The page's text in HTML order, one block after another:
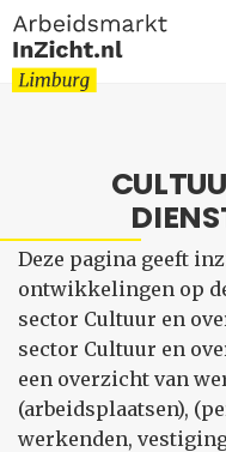
Deze pagina geeft
ontwikkelingen op
sector Cultuur en
sector Cultuur en
een overzicht van
(arbeidsplaatsen),
werkenden,